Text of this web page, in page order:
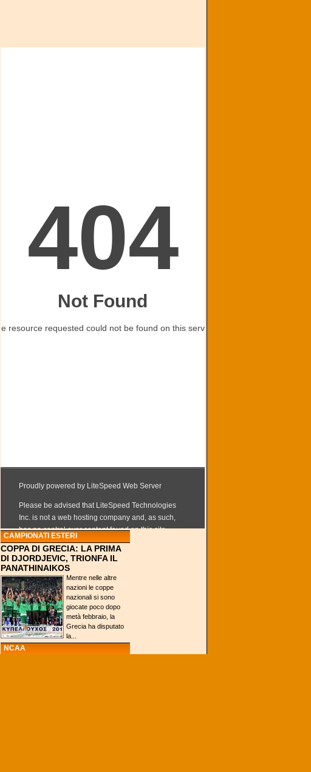
CAMPIONATI ESTERI
COPPA DI GRECIA: LA PRIMA
DI DJORDJEVIC, TRIONFA IL
PANATHINAIKOS
Mentre nelle altre
nazioni le coppe
nazionali si sono
giocate poco dopo
metà febbraio, la
Grecia ha disputato
la...
NCAA